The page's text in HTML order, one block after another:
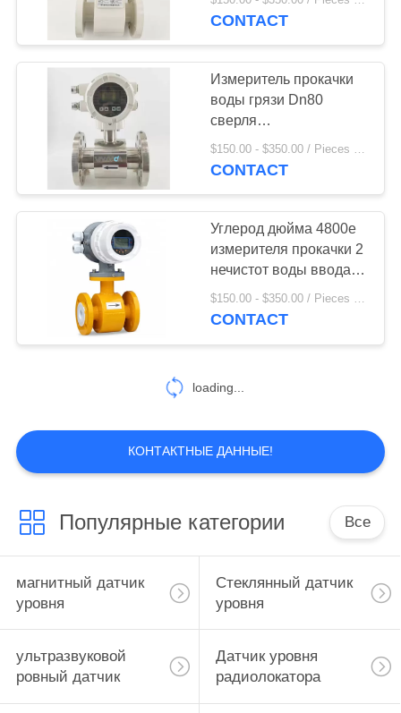
воды измерителя
CONTACT
Измеритель прокачки
воды грязи Dn80
сверля
электромагнитный с
радиотелеграфом
$150.00 - $350.00 / Pieces MOQ:1 Piece / Pieces
CONTACT
Углерод дюйма 4800e
измерителя прокачки 2
нечистот воды ввода
Dn1600
электромагнитный
$150.00 - $350.00 / Pieces MOQ:1 Piece / Pieces
CONTACT
loading...
КОНТАКТНЫЕ ДАННЫЕ!
Популярные категории Все
магнитный датчик
уровня
Стеклянный датчик
уровня
ультразвуковой
ровный датчик
Датчик уровня
радиолокатора